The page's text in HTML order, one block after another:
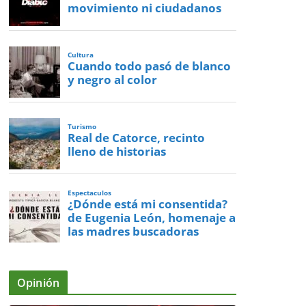
movimiento ni ciudadanos
Cultura
Cuando todo pasó de blanco
y negro al color
Turismo
Real de Catorce, recinto
lleno de historias
Espectaculos
¿Dónde está mi consentida?
de Eugenia León, homenaje a
las madres buscadoras
Opinión